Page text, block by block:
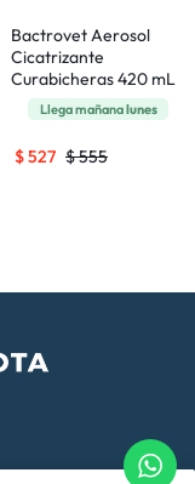
Bactrovet Aerosol
Cicatrizante
Curabicheras 420 mL
Llega mañanalunes
$555
$527